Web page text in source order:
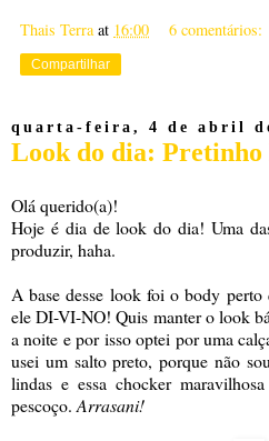
Thais Terra at 16:00 6 comentários:
Compartilhar
quarta-feira, 4 de abril
Look do dia: Pretinho
Olá querido(a)!
Hoje é dia de look do dia! Uma
produzir, haha.
A base desse look foi o body
ele DI-VI-NO! Quis manter o look
a noite e por isso optei por uma
usei um salto preto, porque não
lindas e essa chocker
pescoço. Arrasani!